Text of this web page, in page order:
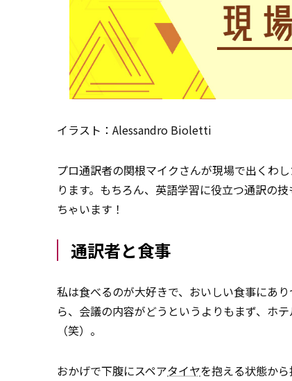
イラスト：Alessandro Bioletti
プロ通訳者の関根マイクさんが現場で出くわし
ります。もちろん、英語学習に役立つ通訳の
ちゃいます！
通訳者と食事
私は食べるのが大好きで、おいしい食事にあ
ら、会議の内容がどうというよりもまず、ホ
（笑）。
おかげで下腹にスペアタイヤを抱える状態か